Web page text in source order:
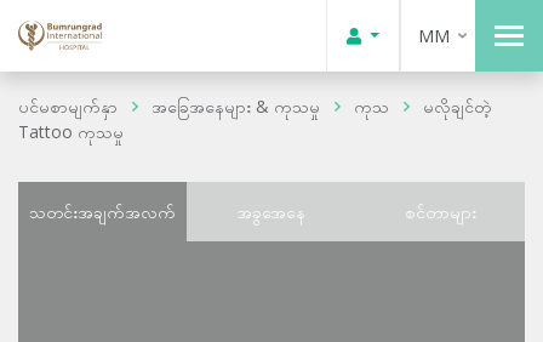
MM
ပင်မစာမျက်နှာ အခြေအနေများ & ကုသမှု ကုသ
မလိုချင်တဲ့
Tattoo ကုသမှု
သတင်းအချက်အလက် အခွအေနေ စင်တာများ